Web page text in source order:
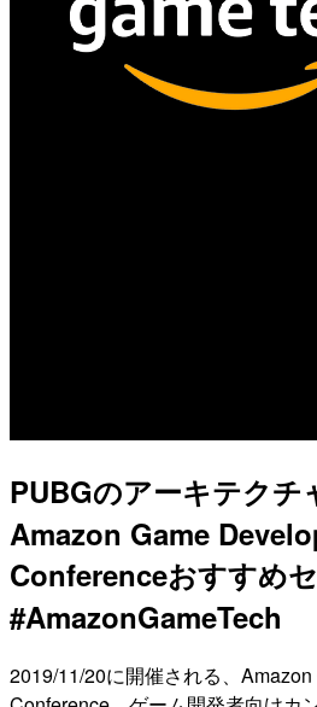
PUBGのアーキテクチ
Amazon Game
Conferenceおすすめ
#AmazonGameTech
2019/11/20に開催される、